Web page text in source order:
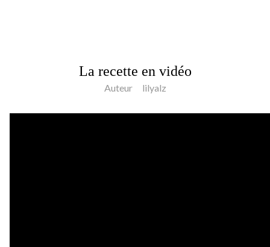
La recette en vidéo
Auteur lilyalz